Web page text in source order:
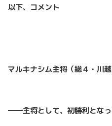
以下、コメント
マルキナシム主将（総４・川越
――主将として、初勝利となっ